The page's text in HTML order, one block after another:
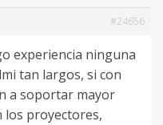
#24656
experiencia ninguna
tan largos, si con
a soportar mayor
los proyectores,